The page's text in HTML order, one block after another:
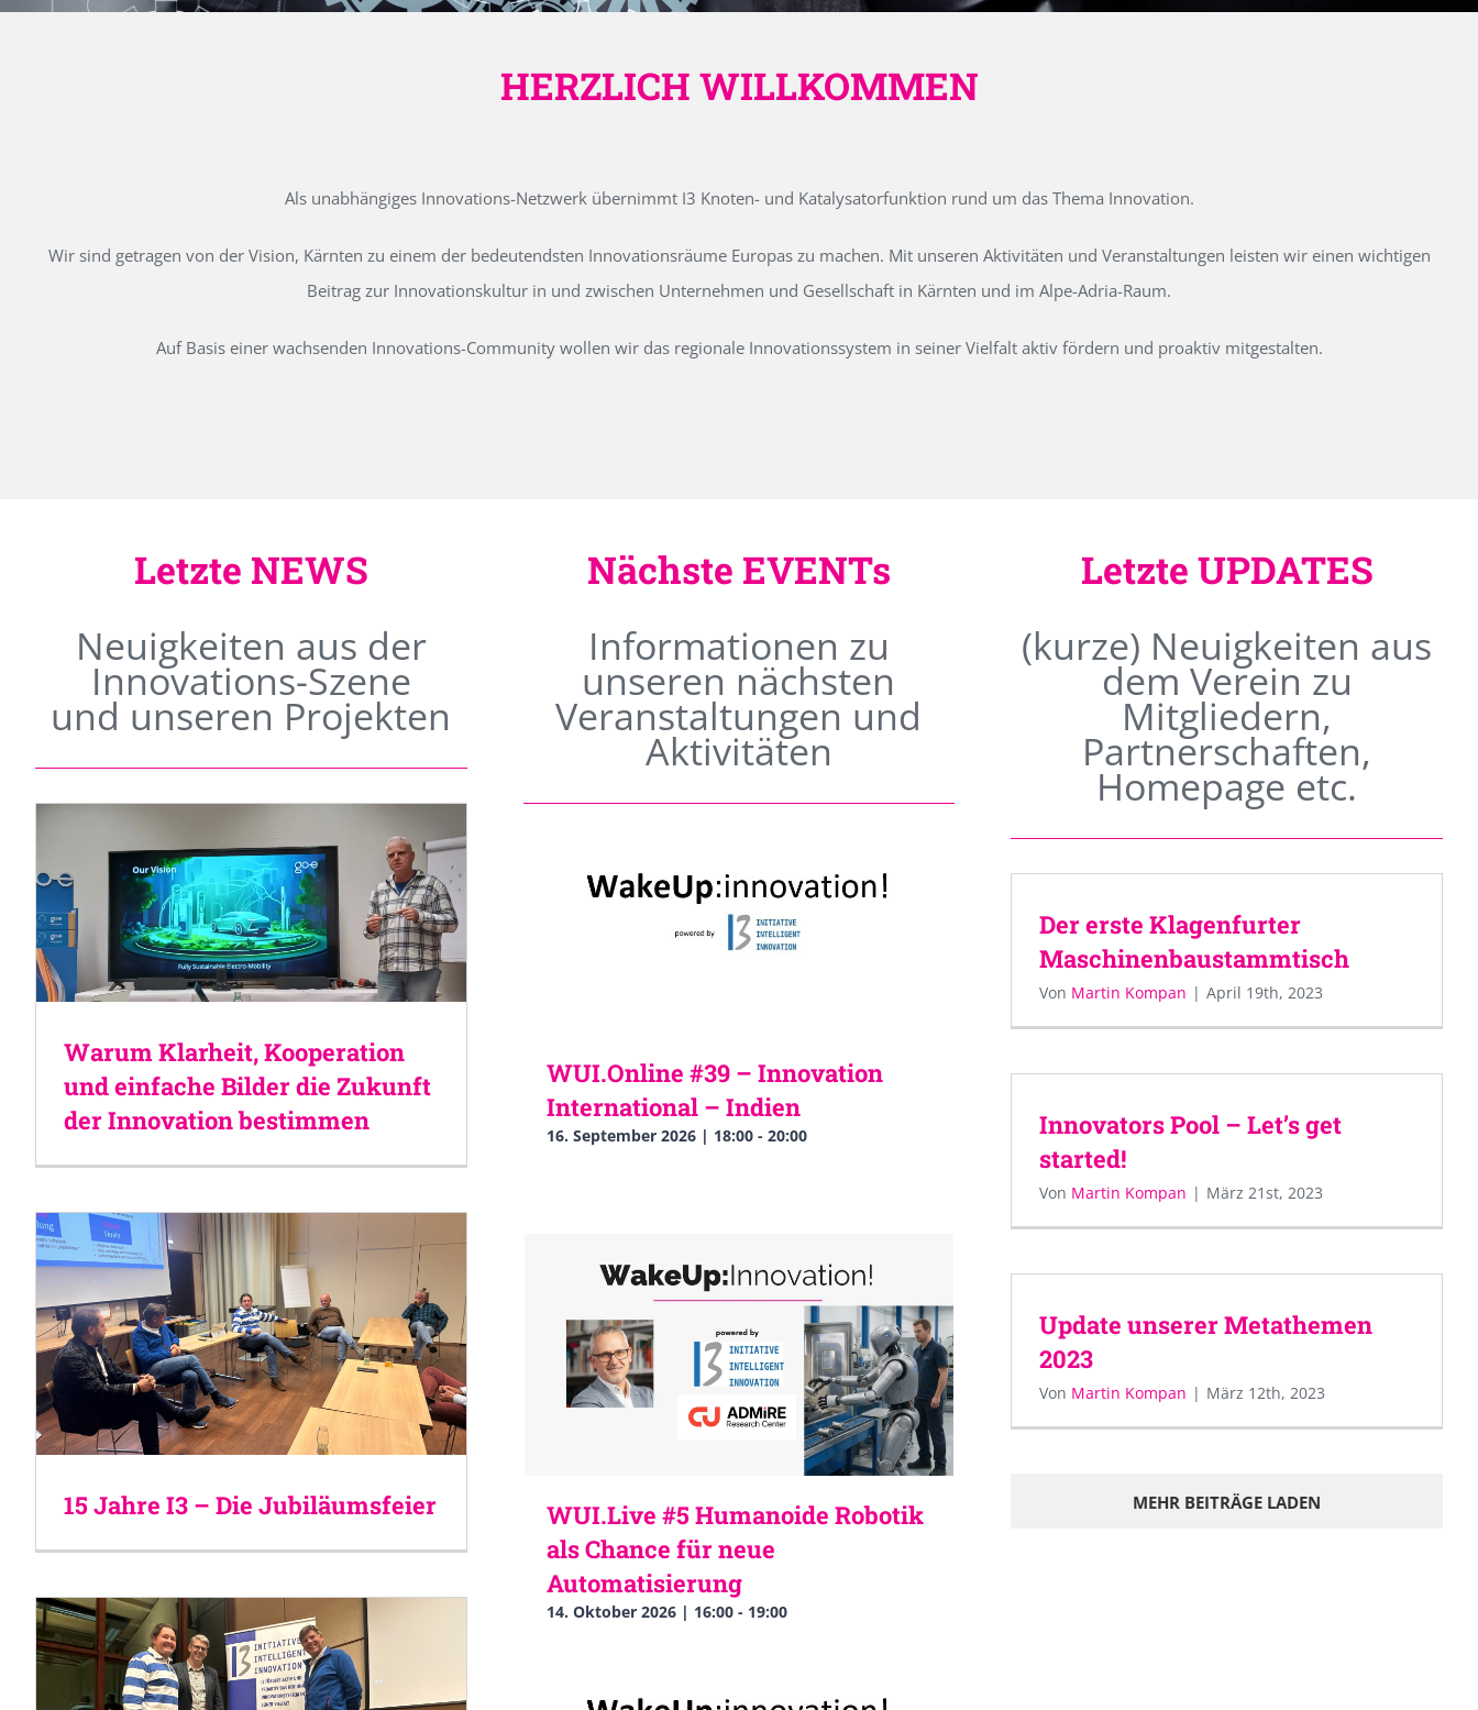
HERZLICH WILLKOMMEN
Als unabhängiges Innovations-Netzwerk übernimmt I3 Knoten- und Katalysatorfunktion rund um das Thema Innovation.
Wir sind getragen von der Vision, Kärnten zu einem der bedeutendsten Innovationsräume Europas zu machen. Mit unseren Aktivitäten und Veranstaltungen leisten wir einen wichtigen
Beitrag zur Innovationskultur in und zwischen Unternehmen und Gesellschaft in Kärnten und im Alpe-Adria-Raum.
Auf Basis einer wachsenden Innovations-Community wollen wir das regionale Innovationssystem in seiner Vielfalt aktiv fördern und proaktiv mitgestalten.
Letzte NEWS
Neuigkeiten aus der
Innovations-Szene
und unseren Projekten
Warum Klarheit, Kooperation
und einfache Bilder die Zukunft
der Innovation bestimmen
15 Jahre I3 – Die Jubiläumsfeier
Nächste EVENTs
Informationen zu
unseren nächsten
Veranstaltungen und
Aktivitäten
WUI.Online #39 – Innovation
International – Indien
16. September 2026 | 18:00- 20:00
WUI.Live #5 Humanoide Robotik
als Chance für neue
Automatisierung
14. Oktober 2026 | 16:00- 19:00
Letzte UPDATES
(kurze) Neuigkeiten aus
dem Verein zu
Mitgliedern,
Partnerschaften,
Homepage etc.
Der erste Klagenfurter
Maschinenbaustammtisch
Von Martin Kompan | April 19th, 2023
Innovators Pool – Let’s get
started!
Von Martin Kompan | März 21st, 2023
Update unserer Metathemen
2023
Von Martin Kompan | März 12th, 2023
MEHR BEITRÄGE LADEN